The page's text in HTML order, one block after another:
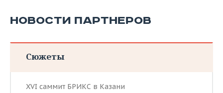
НОВОСТИ ПАРТНЕРОВ
Сюжеты
XVI саммит БРИКС в Казани